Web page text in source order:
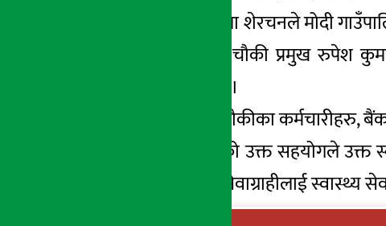
पोखरा सर्कल हेड स्वेता शेरचनले मोदी
क्षेत्री र उक्त स्वास्थ्य चौकी प्रमुख
हस्तान्तरण गरेका हुन् ।
कार्यक्रममा स्वास्थ्य चौकीका
बैंकले उपलब्ध गराएको उक्त सहयोगले उक्त
तथा सेवा लिइरहेका सेवाग्राहीलाई